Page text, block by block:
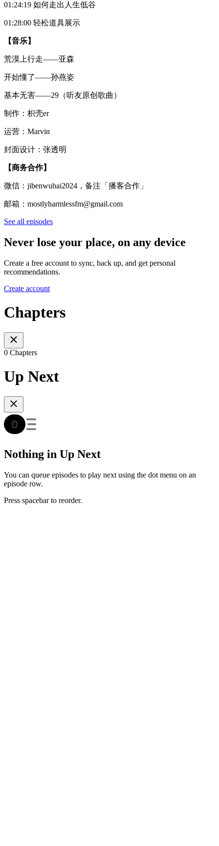
01:24:19 如何走出人生低谷
01:28:00 轻松道具展示
【音乐】
荒漠上行走——亚森
开始懂了——孙燕姿
基本无害——29（听友原创歌曲）
制作：枳壳er
运营：Marvin
封面设计：张透明
【商务合作】
微信：jibenwuhai2024，备注「播客合作」
邮箱：mostlyharmlessfm@gmail.com
See all episodes
Never lose your place, on any device
Create a free account to sync, back up, and get personal
recommendations.
Create account
Chapters
0 Chapters
Up Next
Nothing in Up Next
You can queue episodes to play next using the dot menu on an
episode row.
Press spacebar to reorder.